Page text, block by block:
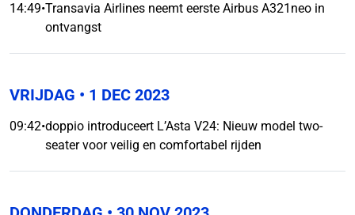
14:49•Transavia Airlines neemt eerste Airbus A321neo in
ontvangst
VRIJDAG • 1 DEC 2023
09:42•doppio introduceert L’Asta V24: Nieuw model two-
seater voor veilig en comfortabel rijden